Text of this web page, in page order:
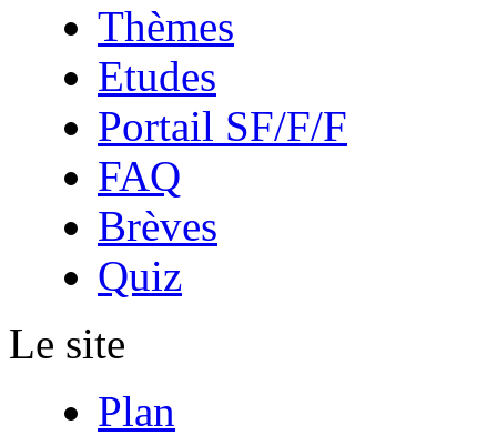
Thèmes
Etudes
Portail SF/F/F
FAQ
Brèves
Quiz
Le site
Plan